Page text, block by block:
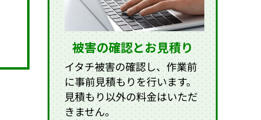
被害の確認とお見積り
イタチ被害の確認し、作業前
に事前見積もりを行います。
見積もり以外の料金はいただ
きません。